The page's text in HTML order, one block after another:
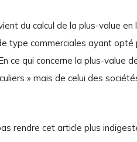
du calcul de la plus-value en
commerciales ayant opté
ce qui concerne la plus-value
» mais de celui des
rendre cet article plus